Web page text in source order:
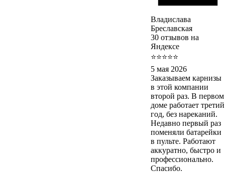
Владислава
Бреславская
30 отзывов на
Яндексе
⭐⭐⭐⭐⭐
5 мая 2026
Заказываем карнизы
в этой компании
второй раз. В первом
доме работает третий
год, без нареканий.
Недавно первый раз
поменяли батарейки
в пульте. Работают
аккуратно, быстро и
профессионально.
Спасибо.